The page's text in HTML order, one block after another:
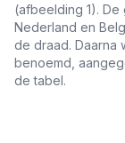
(afbeelding 1).
Nederland en
de draad. Daarna
benoemd,
de tabel.